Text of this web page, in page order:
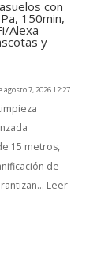
con
150min,
Alexa
y
7, 2026 12:27
15 metros,
de
Leer